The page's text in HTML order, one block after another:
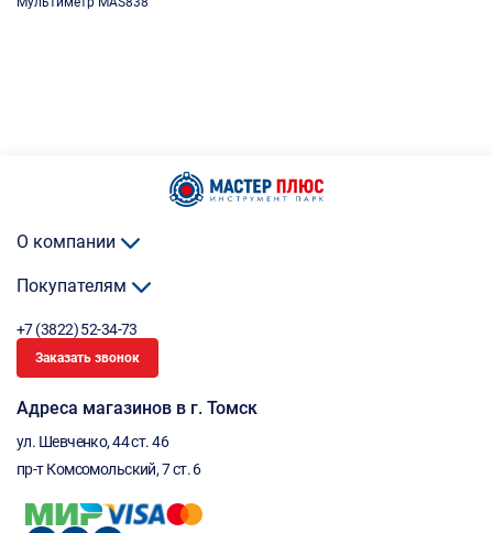
О компании
Покупателям
+7 (3822) 52-34-73
Заказать звонок
Адреса магазинов в г. Томск
ул. Шевченко, 44 ст. 46
пр-т Комсомольский, 7 ст. 6